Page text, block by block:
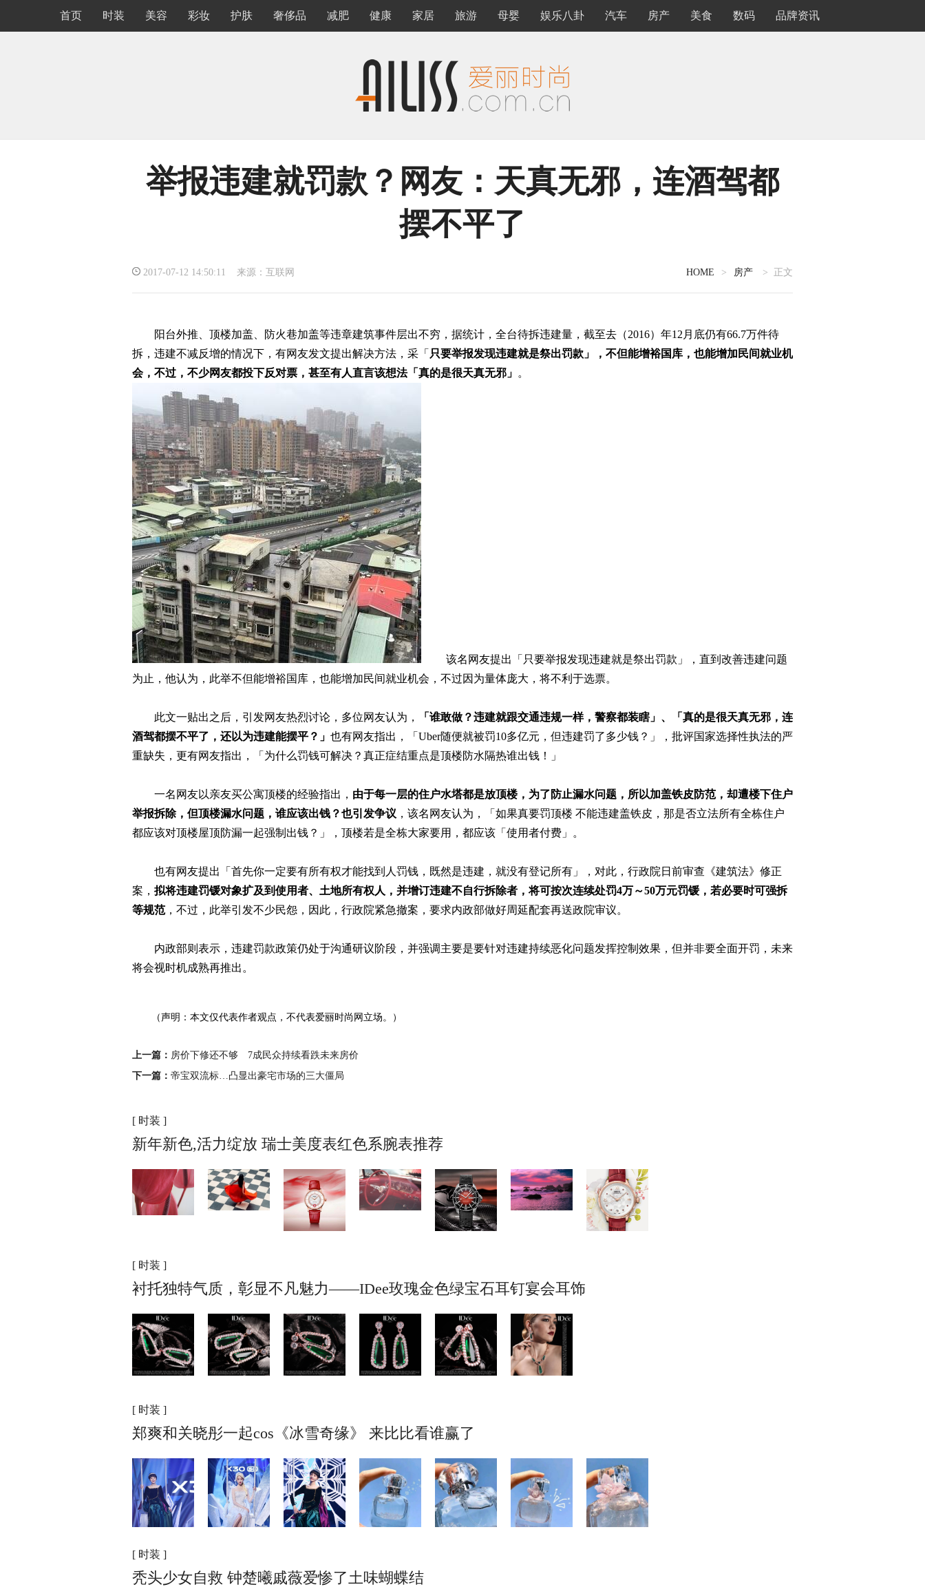
首页 时装 美容 彩妆 护肤 奢侈品 减肥 健康 家居 旅游 母婴 娱乐八卦 汽车 房产 美食 数码 品牌资讯
举报违建就罚款？网友：天真无邪，连酒驾都
摆不平了
2017-07-12 14:50:11 来源：互联网 HOME > 房产 > 正文
阳台外推、顶楼加盖、防火巷加盖等违章建筑事件层出不穷，据统计，全台待拆违建量，截至去（2016）年12月底仍有66.7万件待
拆，违建不减反增的情况下，有网友发文提出解决方法，采「 只要举报发现违建就是祭出罚款」，不但能增裕国库，也能增加民间就业机
会，不过，不少网友都投下反对票，甚至有人直言该想法「真的是很天真无邪」 。
该名网友提出「只要举报发现违建就是祭出罚款」，直到改善违建问题
为止，他认为，此举不但能增裕国库，也能增加民间就业机会，不过因为量体庞大，将不利于选票。
此文一贴出之后，引发网友热烈讨论，多位网友认为，
「谁敢做？违建就跟交通违规一样，警察都装瞎」、「真的是很天真无邪，连
酒驾都摆不平了，还以为违建能摆平？」 也有网友指出，「Uber随便就被罚10多亿元，但违建罚了多少钱？」，批评国家选择性执法的严
重缺失，更有网友指出，「为什么罚钱可解决？真正症结重点是顶楼防水隔热谁出钱！」
一名网友以亲友买公寓顶楼的经验指出， 由于每一层的住户水塔都是放顶楼，为了防止漏水问题，所以加盖铁皮防范，却遭楼下住户
举报拆除，但顶楼漏水问题，谁应该出钱？也引发争议 ，该名网友认为，「如果真要罚顶楼 不能违建盖铁皮，那是否立法所有全栋住户
都应该对顶楼屋顶防漏一起强制出钱？」，顶楼若是全栋大家要用，都应该「使用者付费」。
也有网友提出「首先你一定要有所有权才能找到人罚钱，既然是违建，就没有登记所有」，对此，行政院日前审查《建筑法》修正
案， 拟将违建罚锾对象扩及到使用者、土地所有权人，并增订违建不自行拆除者，将可按次连续处罚4万～50万元罚锾，若必要时可强拆
等规范，不过，此举引发不少民怨，因此，行政院紧急撤案，要求内政部做好周延配套再送政院审议。
内政部则表示，违建罚款政策仍处于沟通研议阶段，并强调主要是要针对违建持续恶化问题发挥控制效果，但并非要全面开罚，未来
将会视时机成熟再推出。
（声明：本文仅代表作者观点，不代表爱丽时尚网立场。）
上一篇： 房价下修还不够 7成民众持续看跌未来房价
下一篇： 帝宝双流标…凸显出豪宅市场的三大僵局
[ 时装 ]
新年新色,活力绽放 瑞士美度表红色系腕表推荐
[ 时装 ]
衬托独特气质，彰显不凡魅力——IDee玫瑰金色绿宝石耳钉宴会耳饰
[ 时装 ]
郑爽和关晓彤一起cos《冰雪奇缘》 来比比看谁赢了
[ 时装 ]
秃头少女自救 钟楚曦戚薇爱惨了土味蝴蝶结